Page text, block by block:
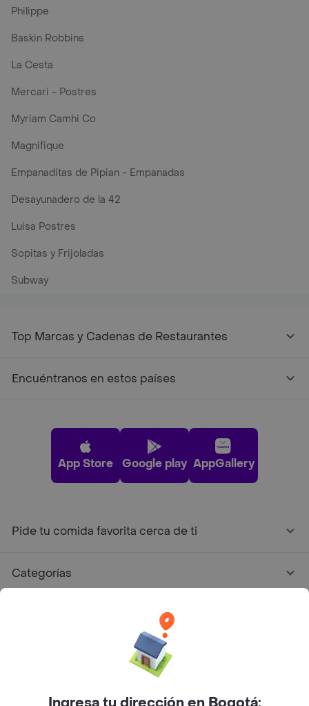
Philippe
Baskin Robbins
La Cesta
Mercari - Postres
Myriam Camhi Co
Magnifique
Empanaditas de Pipian - Empanadas
Desayunadero de la 42
Luisa Postres
Sopitas y Frijoladas
Subway
Top Marcas y Cadenas de Restaurantes
Encuéntranos en estos países
App Store Google play AppGallery
Pide tu comida favorita cerca de ti
Categorías
Facebook
Twitter
Instagram